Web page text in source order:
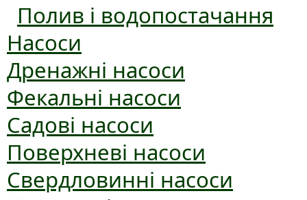
Полив і водопостачання
Насоси
Дренажні насоси
Фекальні насоси
Садові насоси
Поверхневі насоси
Свердловинні насоси